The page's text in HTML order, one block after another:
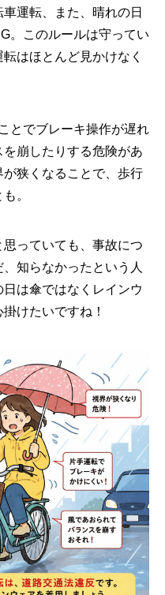
運転、また、晴れの日
。このルールは守ってい
はほとんど見かけなく
とでブレーキ操作が遅れ
崩したりする危険があ
狭くなることで、歩行
。
思っていても、事故につ
知らなかったという人
は傘ではなくレインウ
けたいですね！